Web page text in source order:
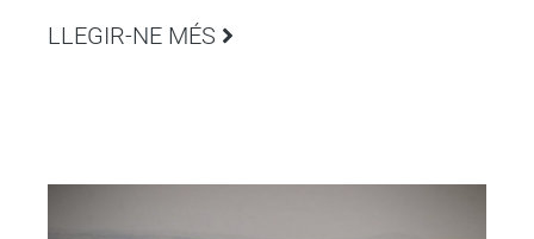
LLEGIR-NE MÉS